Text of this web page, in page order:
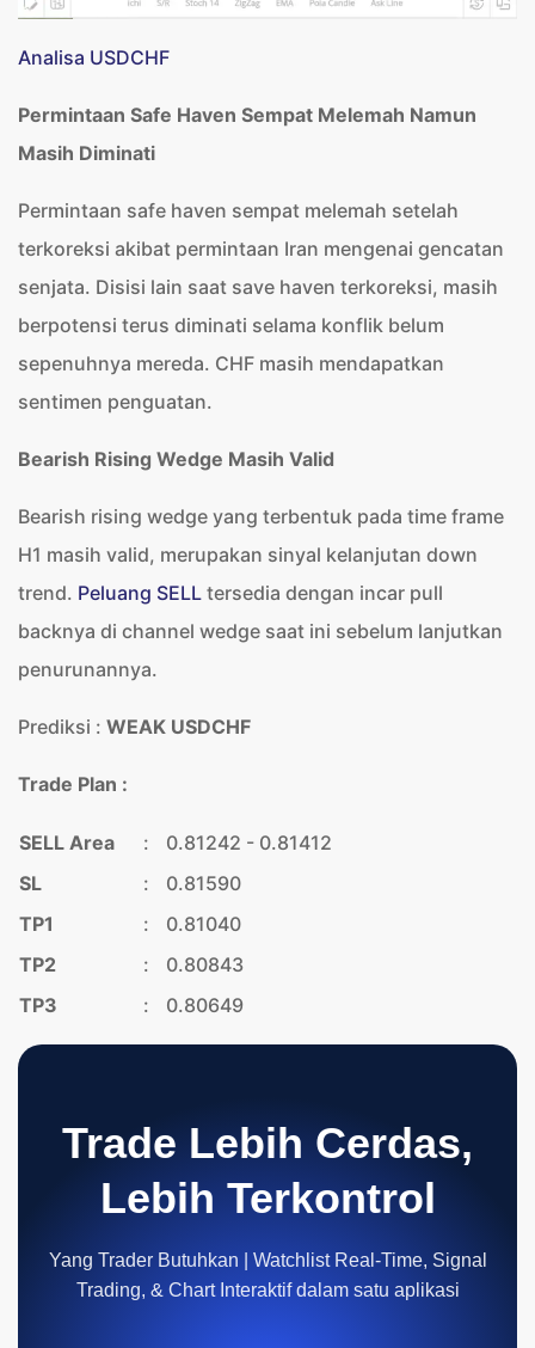
Analisa USDCHF
Permintaan Safe Haven Sempat Melemah Namun
Masih Diminati
Permintaan safe haven sempat melemah setelah
terkoreksi akibat permintaan Iran mengenai gencatan
senjata. Disisi lain saat save haven terkoreksi, masih
berpotensi terus diminati selama konflik belum
sepenuhnya mereda. CHF masih mendapatkan
sentimen penguatan.
Bearish Rising Wedge Masih Valid
Bearish rising wedge yang terbentuk pada time frame
H1 masih valid, merupakan sinyal kelanjutan down
trend. Peluang SELL tersedia dengan incar pull
backnya di channel wedge saat ini sebelum lanjutkan
penurunannya.
Prediksi : WEAK USDCHF
Trade Plan :
SELL Area :
0.81242 - 0.81412
SL
:
0.81590
TP1
:
0.81040
TP2
:
0.80843
TP3
: 0.80649
Trade Lebih Cerdas,
Lebih Terkontrol
Yang Trader Butuhkan | Watchlist Real-Time, Signal
Trading, & Chart Interaktif dalam satu aplikasi